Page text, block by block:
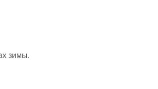
зимы.